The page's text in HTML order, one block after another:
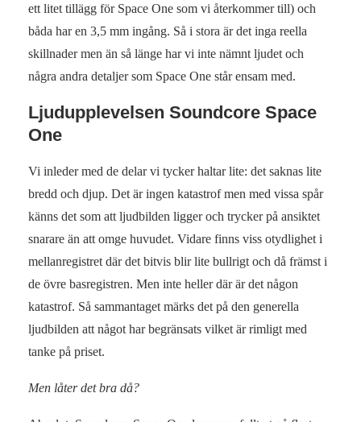
ett litet tillägg för Space One som vi återkommer till) och
båda har en 3,5 mm ingång. Så i stora är det inga reella
skillnader men än så länge har vi inte nämnt ljudet och
några andra detaljer som Space One står ensam med.
Ljudupplevelsen Soundcore Space
One
Vi inleder med de delar vi tycker haltar lite: det saknas lite
bredd och djup. Det är ingen katastrof men med vissa spår
känns det som att ljudbilden ligger och trycker på ansiktet
snarare än att omge huvudet. Vidare finns viss otydlighet i
mellanregistret där det bitvis blir lite bullrigt och då främst i
de övre basregistren. Men inte heller där är det någon
katastrof. Så sammantaget märks det på den generella
ljudbilden att något har begränsats vilket är rimligt med
tanke på priset.
Men låter det bra då?